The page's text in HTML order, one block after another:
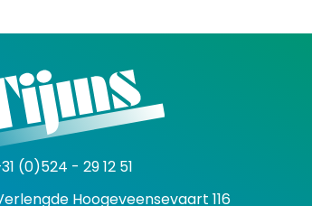
(0)524 - 29 12 51
Hoogeveensevaart 116